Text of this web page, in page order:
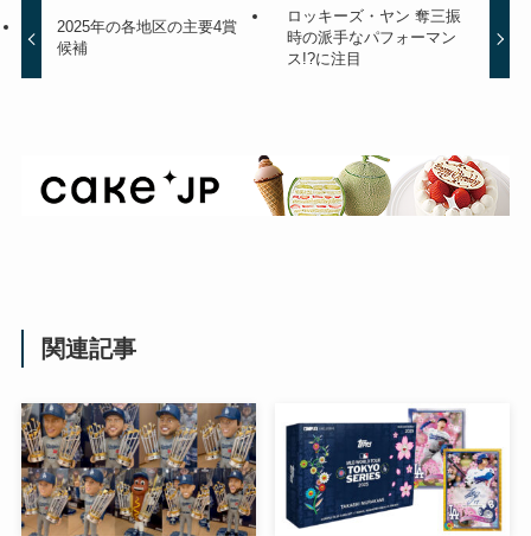
2025年の各地区の主要4賞
候補
ロッキーズ・ヤン 奪三振
時の派手なパフォーマン
ス!?に注目
関連記事